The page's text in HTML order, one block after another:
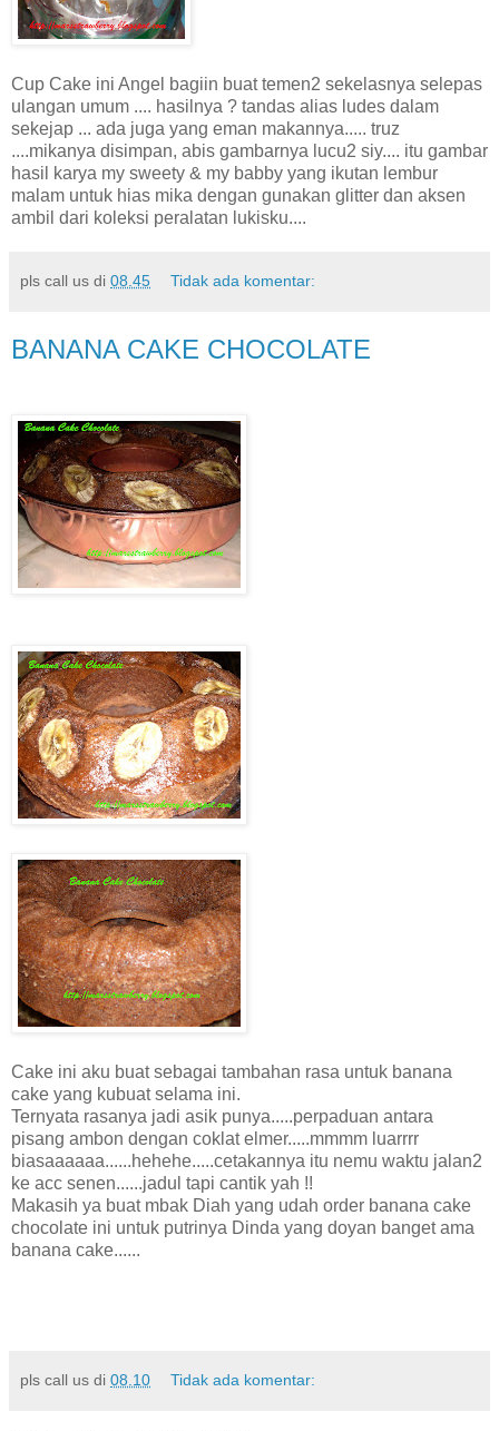
Cup Cake ini Angel bagiin buat temen2 sekelasnya selepas
ulangan umum .... hasilnya ? tandas alias ludes dalam
sekejap ... ada juga yang eman makannya..... truz
....mikanya disimpan, abis gambarnya lucu2 siy.... itu gambar
hasil karya my sweety & my babby yang ikutan lembur
malam untuk hias mika dengan gunakan glitter dan aksen
ambil dari koleksi peralatan lukisku....
pls call us di 08.45 Tidak ada komentar:
BANANA CAKE CHOCOLATE
Cake ini aku buat sebagai tambahan rasa untuk banana
cake yang kubuat selama ini.
Ternyata rasanya jadi asik punya.....perpaduan antara
pisang ambon dengan coklat elmer.....mmmm luarrrr
biasaaaaaa......hehehe.....cetakannya itu nemu waktu jalan2
ke acc senen......jadul tapi cantik yah !!
Makasih ya buat mbak Diah yang udah order banana cake
chocolate ini untuk putrinya Dinda yang doyan banget ama
banana cake......
pls call us di 08.10 Tidak ada komentar: